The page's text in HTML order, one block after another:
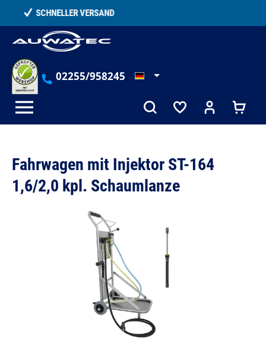
springen
02255/958245
Fahrwagen mit Injektor ST-164
1,6/2,0 kpl. Schaumlanze
Bildergalerie überspringen